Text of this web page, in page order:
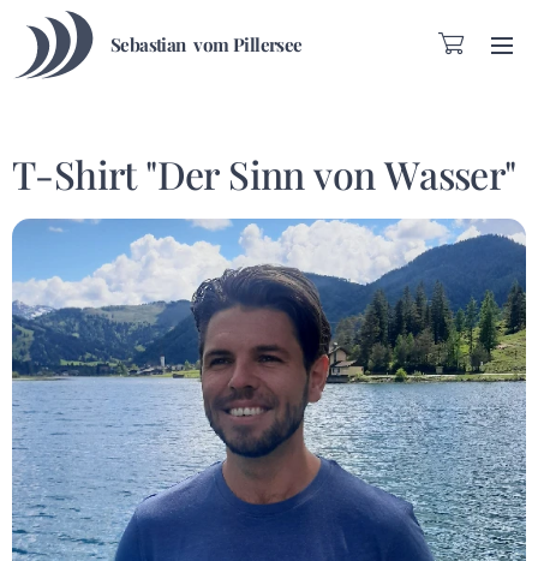
Sebastian vom Pillersee
T-Shirt "Der Sinn von Wasser"